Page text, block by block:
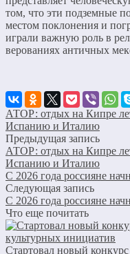
том, что эти подземные
местом поклонения и
играли важную роль в
верованиях античных
АТОР: отдых на Кипре
Испанию и Италию
Предыдущая запись
АТОР: отдых на Кипре
Испанию и Италию
С 2026 года россияне
Следующая запись
С 2026 года россияне
Что еще почитать
Стартовал новый